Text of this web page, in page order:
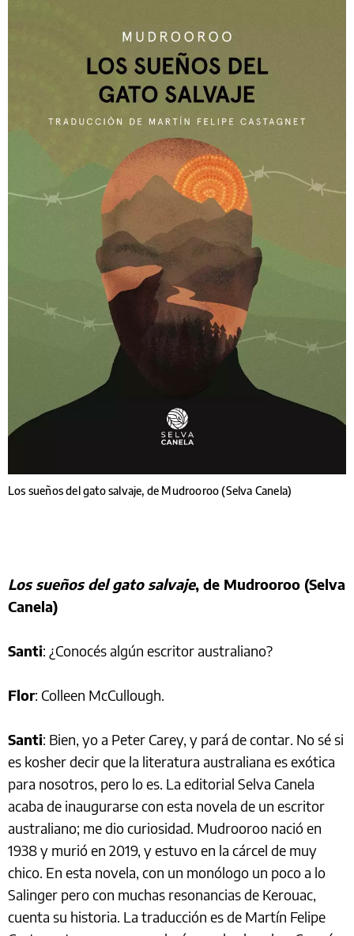
Los sueños del gato salvaje, de Mudrooroo (Selva Canela)
Los sueños del gato salvaje, de Mudrooroo (Selva
Canela)
Santi: ¿Conocés algún escritor australiano?
Flor: Colleen McCullough.
Santi: Bien, yo a Peter Carey, y pará de contar. No sé si
es kosher decir que la literatura australiana es exótica
para nosotros, pero lo es. La editorial Selva Canela
acaba de inaugurarse con esta novela de un escritor
australiano; me dio curiosidad. Mudrooroo nació en
1938 y murió en 2019, y estuvo en la cárcel de muy
chico. En esta novela, con un monólogo un poco a lo
Salinger pero con muchas resonancias de Kerouac,
cuenta su historia. La traducción es de Martín Felipe